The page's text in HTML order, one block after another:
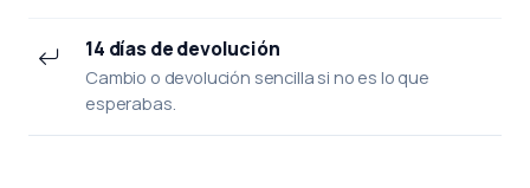
14 días de devolución
Cambio o devolución sencilla si no es lo que
esperabas.